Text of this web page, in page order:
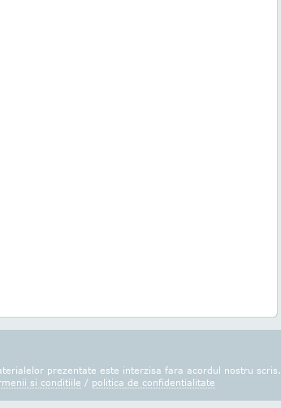
prezentate este interzisa fara acordul nostru scris.
si conditiile / politica de confidentialitate